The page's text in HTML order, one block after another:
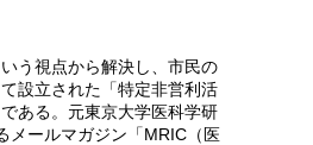
う視点から解決し、市民の
設立された「特定非営利活
ある。元東京大学医科学研
メールマガジン「MRIC（医